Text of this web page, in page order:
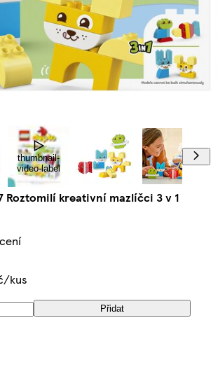
thumbnail-
video-label
Roztomilí kreativní mazlíčci 3 v 1
kus
Přidat